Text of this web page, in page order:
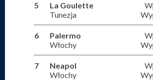
5
La Goulette
Tunezja
6
Palermo
Włochy
7
Neapol
Włochy